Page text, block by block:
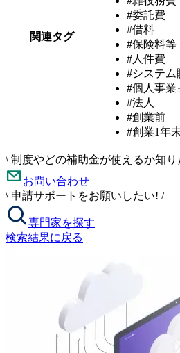
関連タグ
#委託費
#借料
#保険料等
#人件費
#システム
#個人事業
#法人
#創業前
#創業1年
\ 制度やどの補助金が使えるか知り
お問い合わせ
\ 申請サポートをお願いしたい! /
専門家を探す
検索結果に戻る